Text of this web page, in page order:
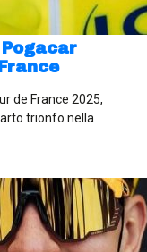
de France 2025,
trionfo nella